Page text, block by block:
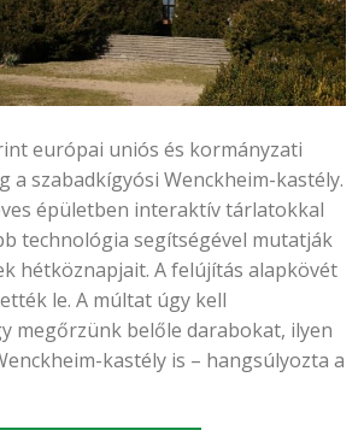
európai uniós és kormányzati
a szabadkígyósi Wenckheim-kastély.
épületben interaktív tárlatokkal
technológia segítségével mutatják
hétköznapjait. A felújítás alapkövét
le. A múltat úgy kell
megőrzünk belőle darabokat, ilyen
kastély is – hangsúlyozta a